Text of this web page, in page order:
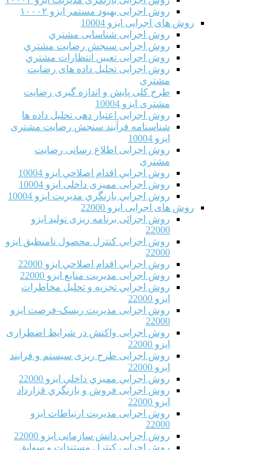
روش اجرایی بهبود مستمر ایزو ۱۰۰۰۲
روش های اجرایی ایزو 10004
روش اجرایی شناسایی مشتري
روش اجرایی سنجش رضایت مشتري
روش اجرایی تعیین انتظارات مشتري
روش اجرایی تحلیل داده های رضایت
مشتری
طرح کلی پایش و اندازه گیری رضایت
مشتری ایزو 10004
روش اجرایی اعتبار دهی تحلیل داده ها
شناسنامه فرآیند سنجش رضایت مشتری
ایزو 10004
روش اجرایی اطلاع رسانی رضایت
مشتری
روش اجرايي اقدام اصلاحي ایزو 10004
روش اجرایی ممیزی داخلی ایزو 10004
روش اجرايي بازنگري مديريت ایزو 10004
روش های اجرایی ایزو 22000
روش اجرائی برنامه ريزی توليد ایزو
22000
روش اجرايي كنترل محصول نامنطبق ایزو
22000
روش اجرايي اقدام اصلاحي ایزو 22000
روش اجرایی مدیریت منابع ایزو 22000
روش اجرايي تجزیه و تحلیل مخاطرات
ایزو 22000
روش اجرایی مدیریت ریسک-فرصت ایزو
22000
روش اجرایی واکنش در شرایط اضطراری
ایزو 22000
روش اجرایی طرح ریزی سیستم و فرایند
ایزو 22000
روش اجرايي مميزي داخلي ایزو 22000
روش اجرایی فروش و بازنگري قرارداد
ایزو 22000
روش اجرایی مدیریت ارتباطات ایزو
22000
روش اجرایی دانش سازمانی ایزو 22000
روش اجرایی کنترل مستندات و سوابق